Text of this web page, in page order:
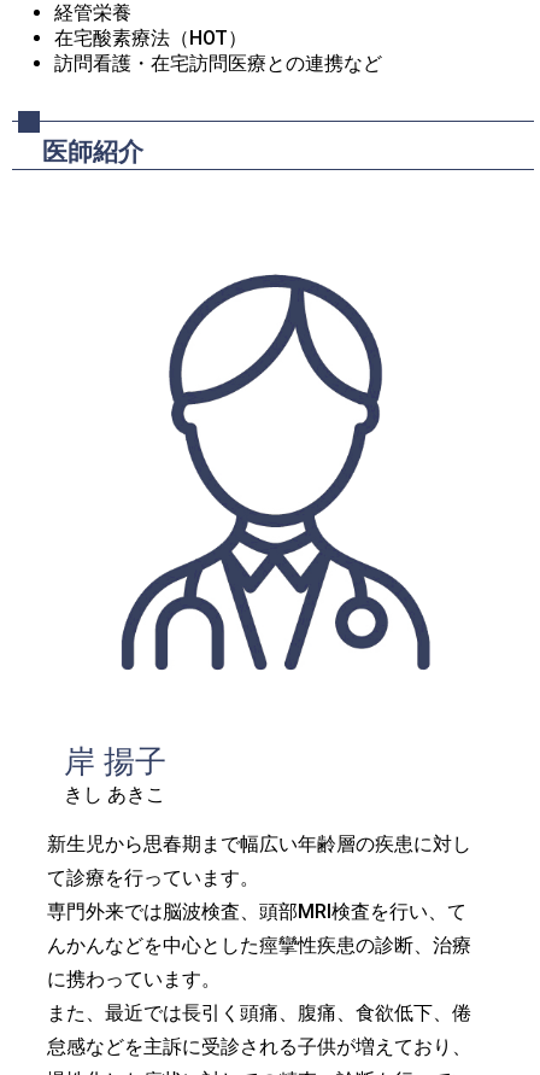
経管栄養
在宅酸素療法（HOT）
訪問看護・在宅訪問医療との連携など
医師紹介
岸 揚子
きし あきこ
新生児から思春期まで幅広い年齢層の疾患に対し
て診療を行っています。
専門外来では脳波検査、頭部MRI検査を行い、て
んかんなどを中心とした痙攣性疾患の診断、治療
に携わっています。
また、最近では長引く頭痛、腹痛、食欲低下、倦
怠感などを主訴に受診される子供が増えており、